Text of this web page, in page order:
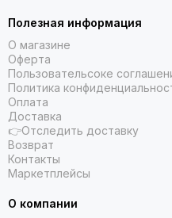
Полезная информация
О магазине
Оферта
Пользовательсоке
Политика
Оплата
Доставка
👉Отследить доставку
Возврат
Контакты
Маркетплейсы
О компании